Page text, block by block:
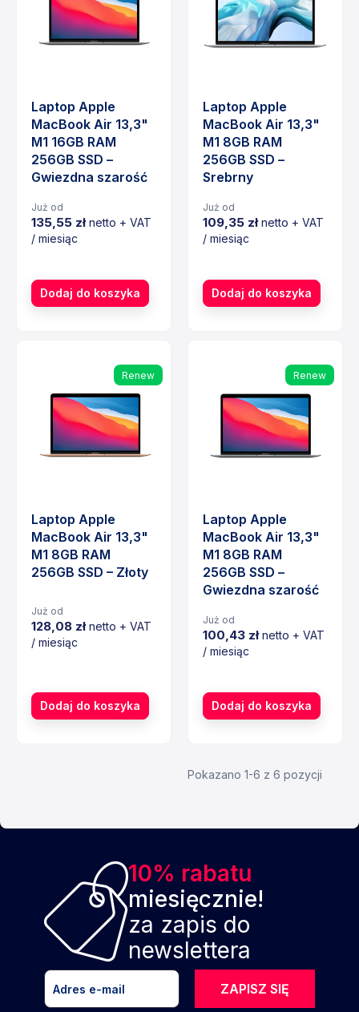
Laptop Apple
MacBook Air 13,3"
M1 16GB RAM
256GB SSD –
Gwiezdna szarość
Już od
135,55 złnetto + VAT
/ miesiąc
Dodaj do koszyka
Laptop Apple
MacBook Air 13,3"
M1 8GB RAM
256GB SSD –
Srebrny
Już od
109,35 złnetto + VAT
/ miesiąc
Dodaj do koszyka
Renew
Laptop Apple
MacBook Air 13,3"
M1 8GB RAM
256GB SSD – Złoty
Już od
128,08 złnetto + VAT
/ miesiąc
Dodaj do koszyka
Renew
Laptop Apple
MacBook Air 13,3"
M1 8GB RAM
256GB SSD –
Gwiezdna szarość
Już od
100,43 złnetto + VAT
/ miesiąc
Dodaj do koszyka
Pokazano 1-6 z 6 pozycji
10% rabatu
miesięcznie!
za zapis do
newslettera
ZAPISZ SIĘ